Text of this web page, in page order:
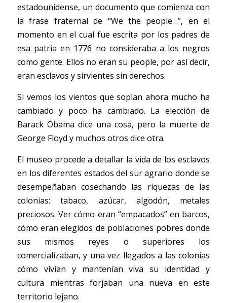
estadounidense, un documento que comienza con
la frase fraternal de “We the people…”, en el
momento en el cual fue escrita por los padres de
esa patria en 1776 no consideraba a los negros
como gente. Ellos no eran su people, por así decir,
eran esclavos y sirvientes sin derechos.
Si vemos los vientos que soplan ahora mucho ha
cambiado y poco ha cambiado. La elección de
Barack Obama dice una cosa, pero la muerte de
George Floyd y muchos otros dice otra.
El museo procede a detallar la vida de los esclavos
en los diferentes estados del sur agrario donde se
desempeñaban cosechando las riquezas de las
colonias: tabaco, azúcar, algodón, metales
preciosos. Ver cómo eran “empacados” en barcos,
cómo eran elegidos de poblaciones pobres donde
sus mismos reyes o superiores los
comercializaban, y una vez llegados a las colonias
cómo vivían y mantenían viva su identidad y
cultura mientras forjaban una nueva en este
territorio lejano.